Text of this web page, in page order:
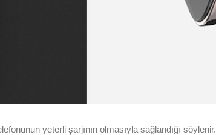
yeterli şarjının olmasıyla sağlandığı söylenir.